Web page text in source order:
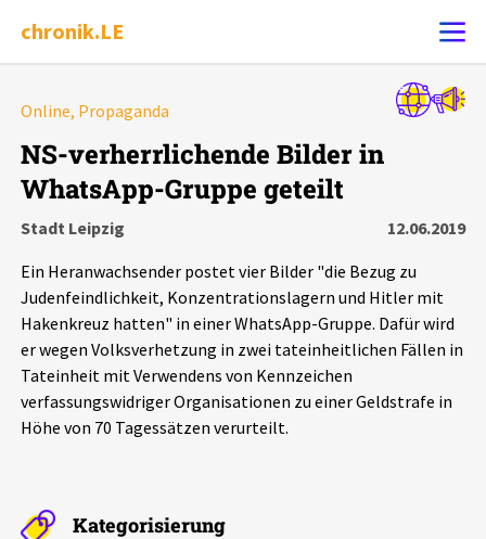
chronik.LE
Chronik
Leipziger Zustände
Schlaglichter
Aktuelles
Online, Propaganda
NS-verherrlichende Bilder in
WhatsApp-Gruppe geteilt
Stadt Leipzig
12.06.2019
Ein Heranwachsender postet vier Bilder "die Bezug zu
Judenfeindlichkeit, Konzentrationslagern und Hitler mit
Hakenkreuz hatten" in einer WhatsApp-Gruppe. Dafür wird
er wegen Volksverhetzung in zwei tateinheitlichen Fällen in
Tateinheit mit Verwendens von Kennzeichen
verfassungswidriger Organisationen zu einer Geldstrafe in
Höhe von 70 Tagessätzen verurteilt.
Kategorisierung
Alle Ereignisse
7502 Ereignisse
Ereignisse Statistik